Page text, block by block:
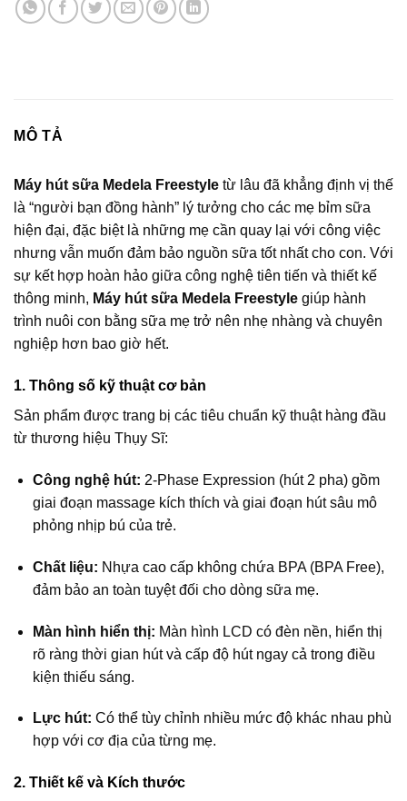
MÔ TẢ
Máy hút sữa Medela Freestyle từ lâu đã khẳng định vị thế
là “người bạn đồng hành” lý tưởng cho các mẹ bỉm sữa
hiện đại, đặc biệt là những mẹ cần quay lại với công việc
nhưng vẫn muốn đảm bảo nguồn sữa tốt nhất cho con. Với
sự kết hợp hoàn hảo giữa công nghệ tiên tiến và thiết kế
thông minh, Máy hút sữa Medela Freestyle giúp hành
trình nuôi con bằng sữa mẹ trở nên nhẹ nhàng và chuyên
nghiệp hơn bao giờ hết.
1. Thông số kỹ thuật cơ bản
Sản phẩm được trang bị các tiêu chuẩn kỹ thuật hàng đầu
từ thương hiệu Thụy Sĩ:
Công nghệ hút: 2-Phase Expression (hút 2 pha) gồm
giai đoạn massage kích thích và giai đoạn hút sâu mô
phỏng nhịp bú của trẻ.
Chất liệu: Nhựa cao cấp không chứa BPA (BPA Free),
đảm bảo an toàn tuyệt đối cho dòng sữa mẹ.
Màn hình hiển thị: Màn hình LCD có đèn nền, hiển thị
rõ ràng thời gian hút và cấp độ hút ngay cả trong điều
kiện thiếu sáng.
Lực hút: Có thể tùy chỉnh nhiều mức độ khác nhau phù
hợp với cơ địa của từng mẹ.
2. Thiết kế và Kích thước